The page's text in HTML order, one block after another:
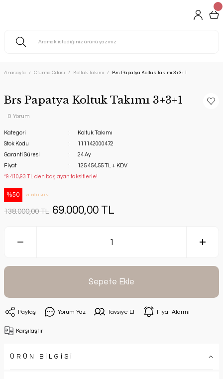
Anasayfa Oturma Odası Koltuk Takımı Brs Papatya Koltuk Takımı 3+3+1
Brs Papatya Koltuk Takımı 3+3+1
0 Yorum
Kategori
Koltuk Takımı
Stok Kodu
111142000472
Garanti Süresi
24 Ay
Fiyat
125.454,55 TL + KDV
*9.410,93 TL den başlayan taksitlerle!
%50 YENİ ÜRÜN
138.000,00 TL 69.000,00 TL
Sepete Ekle
Paylaş Yorum Yaz Tavsiye Et Fiyat Alarmı
Karşılaştır
ÜRÜN BİLGİSİ